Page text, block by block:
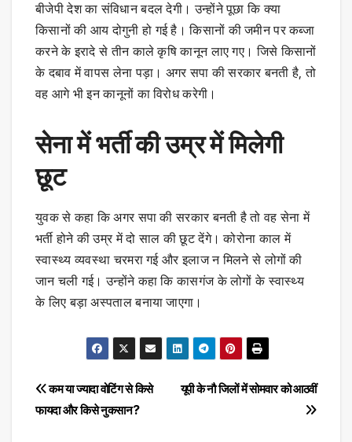
बीजेपी देश का संविधान बदल देगी। उन्होंने पूछा कि क्या
किसानों की आय दोगुनी हो गई है। किसानों की जमीन पर कब्जा
करने के इरादे से तीन काले कृषि कानून लाए गए। जिसे किसानों
के दबाव में वापस लेना पड़ा। अगर सपा की सरकार बनती है, तो
वह आगे भी इन कानूनों का विरोध करेगी।
सेना में भर्ती की उम्र में मिलेगी
छूट
युवक से कहा कि अगर सपा की सरकार बनती है तो वह सेना में
भर्ती होने की उम्र में दो साल की छूट देंगे। कोरोना काल में
स्वास्थ्य व्यवस्था चरमरा गई और इलाज न मिलने से लोगों की
जान चली गई। उन्होंने कहा कि कासगंज के लोगों के स्वास्थ्य
के लिए बड़ा अस्पताल बनाया जाएगा।
Post
navigation
यूपी के नौ जिलों में सोमवार को आठवीं
कम या ज्यादा वोटिंग से किसे
फायदा और किसे नुकसान?